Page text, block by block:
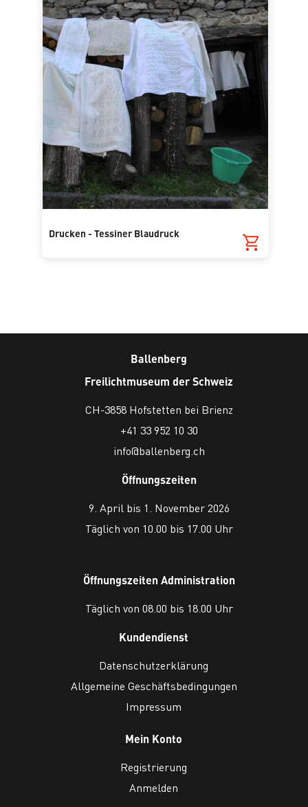
Drucken - Tessiner Blaudruck
Ballenberg
Freilichtmuseum der Schweiz
CH-3858 Hofstetten bei Brienz
+41 33 952 10 30
info@ballenberg.ch
Öffnungszeiten
9. April bis 1. November 2026
Täglich von 10.00 bis 17.00 Uhr
Öffnungszeiten Administration
Täglich von 08.00 bis 18.00 Uhr
Kundendienst
Datenschutzerklärung
Allgemeine Geschäftsbedingungen
Impressum
Mein Konto
Registrierung
Anmelden